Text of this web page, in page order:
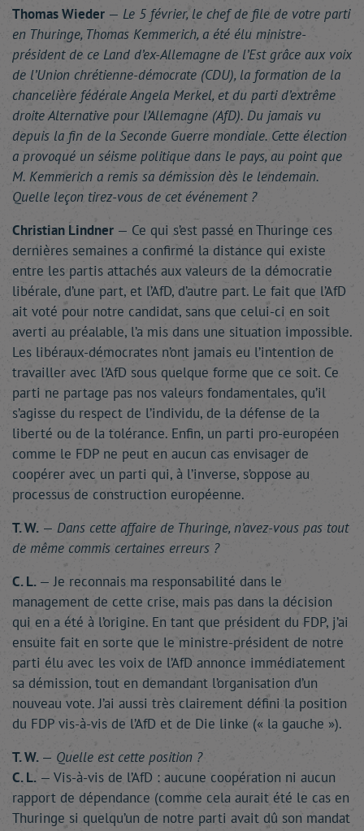
Thomas Wieder — Le 5 février, le chef de file de votre parti
en Thuringe, Thomas Kemmerich, a été élu ministre-
président de ce Land d’ex-Allemagne de l’Est grâce aux voix
de l’Union chrétienne-démocrate (CDU), la formation de la
chancelière fédérale Angela Merkel, et du parti d’extrême
droite Alternative pour l’Allemagne (AfD). Du jamais vu
depuis la fin de la Seconde Guerre mondiale. Cette élection
a provoqué un séisme politique dans le pays, au point que
M. Kemmerich a remis sa démission dès le lendemain.
Quelle leçon tirez-vous de cet événement ?
Christian Lindner — Ce qui s’est passé en Thuringe ces
dernières semaines a confirmé la distance qui existe
entre les partis attachés aux valeurs de la démocratie
libérale, d’une part, et l’AfD, d’autre part. Le fait que l’AfD
ait voté pour notre candidat, sans que celui-ci en soit
averti au préalable, l’a mis dans une situation impossible.
Les libéraux-démocrates n’ont jamais eu l’intention de
travailler avec l’AfD sous quelque forme que ce soit. Ce
parti ne partage pas nos valeurs fondamentales, qu’il
s’agisse du respect de l’individu, de la défense de la
liberté ou de la tolérance. Enfin, un parti pro-européen
comme le FDP ne peut en aucun cas envisager de
coopérer avec un parti qui, à l’inverse, s’oppose au
processus de construction européenne.
T. W. — Dans cette affaire de Thuringe, n’avez-vous pas tout
de même commis certaines erreurs ?
C. L. — Je reconnais ma responsabilité dans le
management de cette crise, mais pas dans la décision
qui en a été à l’origine. En tant que président du FDP, j’ai
ensuite fait en sorte que le ministre-président de notre
parti élu avec les voix de l’AfD annonce immédiatement
sa démission, tout en demandant l’organisation d’un
nouveau vote. J’ai aussi très clairement défini la position
du FDP vis-à-vis de l’AfD et de Die linke (« la gauche »).
T. W. — Quelle est cette position ?
C. L.— Vis-à-vis de l’AfD : aucune coopération ni aucun
rapport de dépendance (comme cela aurait été le cas en
Thuringe si quelqu’un de notre parti avait dû son mandat